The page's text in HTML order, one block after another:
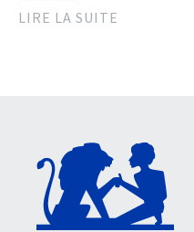
LIRE LA SUITE